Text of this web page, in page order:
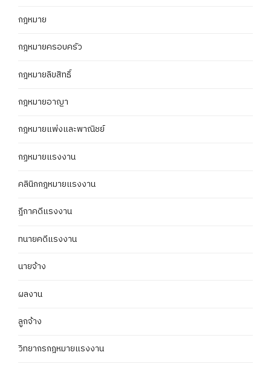
กฎหมาย
กฎหมายครอบครัว
กฎหมายลิขสิทธิ์
กฎหมายอาญา
กฎหมายแพ่งและพาณิชย์
กฏหมายแรงงาน
คลินิกกฎหมายแรงงาน
ฎีกาคดีแรงงาน
ทนายคดีแรงงาน
นายจ้าง
ผลงาน
ลูกจ้าง
วิทยากรกฎหมายแรงงาน